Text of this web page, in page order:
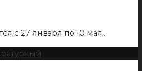
с 27 января по 10 мая...